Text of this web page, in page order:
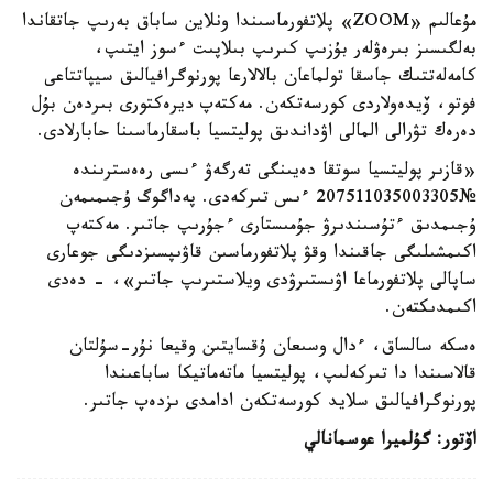
مۇعالىم «ZOOM» پلاتفورماسىندا ونلاين ساباق بەرىپ جاتقاندا
بەلگىسىز بىرەۋلەر بۇزىپ كىرىپ بىلاپىت ءسوز ايتىپ،
كامەلەتتىك جاسقا تولماعان بالالارعا پورنوگرافيالىق سيپاتتاعى
فوتو، ۆيدەولاردى كورسەتكەن. مەكتەپ ديرەكتورى بىردەن بۇل
دەرەك تۋرالى المالى اۋداندىق پوليتسيا باسقارماسىنا حابارلادى.
«قازىر پوليتسيا سوتقا دەيىنگى تەرگەۋ ءىسى رەەسترىندە
№207511035003305 ءىس تىركەدى. پەداگوگ ۇجىمىمەن
ۇجىمدىق ءتۇسىندىرۋ جۇمىستارى ءجۇرىپ جاتىر. مەكتەپ
اكىمشىلىگى جاقىندا وقۋ پلاتفورماسىن قاۋىپسىزدىگى جوعارى
ساپالى پلاتفورماعا اۋىستىرۋدى ويلاستىرىپ جاتىر»، - دەدى
اكىمدىكتەن.
ەسكە سالساق، ءدال وسىعان ۇقسايتىن وقيعا نۇر-سۇلتان
قالاسىندا دا تىركەلىپ، پوليتسيا ماتەماتيكا ساباعىندا
پورنوگرافيالىق سلايد كورسەتكەن ادامدى ىزدەپ جاتىر.
اۆتور: گۇلميرا عوسمانالي